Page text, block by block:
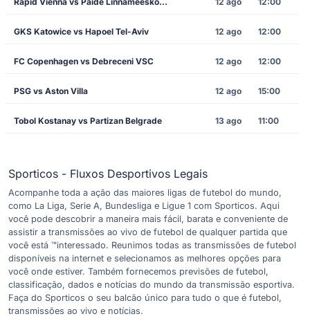
GKS Katowice vs Hapoel Tel-Aviv 12 ago 12:00
FC Copenhagen vs Debreceni VSC 12 ago 12:00
PSG vs Aston Villa 12 ago 15:00
Tobol Kostanay vs Partizan Belgrade 13 ago 11:00
Sporticos - Fluxos Desportivos Legais
Acompanhe toda a ação das maiores ligas de futebol do mundo,
como La Liga, Serie A, Bundesliga e Ligue 1 com Sporticos. Aqui
você pode descobrir a maneira mais fácil, barata e conveniente de
assistir a transmissões ao vivo de futebol de qualquer partida que
você está ™interessado. Reunimos todas as transmissões de futebol
disponíveis na internet e selecionamos as melhores opções para
você onde estiver. Também fornecemos previsões de futebol,
classificação, dados e notícias do mundo da transmissão esportiva.
Faça do Sporticos o seu balcão único para tudo o que é futebol,
transmissões ao vivo e notícias.